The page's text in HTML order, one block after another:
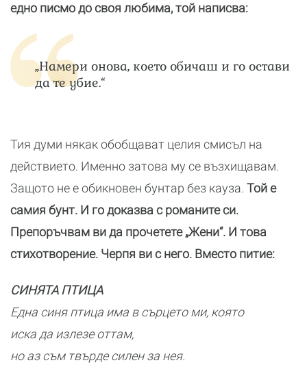
едно писмо до своя любима, той написва:
„Намери онова, което обичаш и го остави
да те убие.“
Тия думи някак обобщават целия смисъл на
действието. Именно затова му се възхищавам.
Защото не е обикновен бунтар без кауза. Той е
самия бунт. И го доказва с романите си.
Препоръчвам ви да прочетете „Жени“. И това
стихотворение. Черпя ви с него. Вместо питие:
СИНЯТА ПТИЦА
Една синя птица има в сърцето ми, която
иска да излезе оттам,
но аз съм твърде силен за нея.